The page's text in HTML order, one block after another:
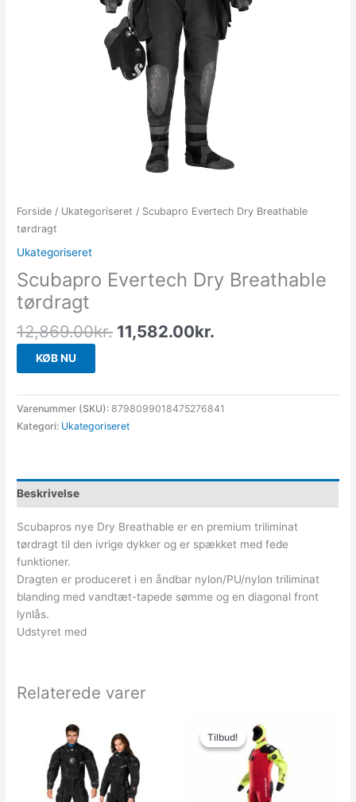
Forside / Ukategoriseret / Scubapro Evertech Dry Breathable
tørdragt
Ukategoriseret
Scubapro Evertech Dry Breathable
tørdragt
12,869.00kr. 11,582.00kr.
KØB NU
Varenummer (SKU):8798099018475276841
Kategori: Ukategoriseret
Beskrivelse
Scubapros nye Dry Breathable er en premium triliminat
tørdragt til den ivrige dykker og er spækket med fede
funktioner.
Dragten er produceret i en åndbar nylon/PU/nylon triliminat
blanding med vandtæt-tapede sømme og en diagonal front
lynlås.
Udstyret med
Relaterede varer
Tilbud!
Tilbud!
oprindelige
pris
var:
8,399.00kr..